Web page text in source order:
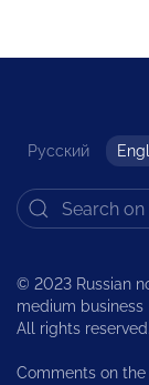
Русский
© 2023 Russian
medium business
All rights reserved.
Comments on